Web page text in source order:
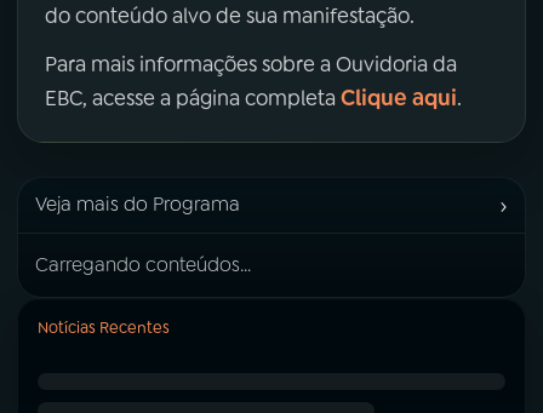
do conteúdo alvo de sua manifestação.
Para mais informações sobre a Ouvidoria da
EBC, acesse a página completa Clique aqui.
Veja mais do Programa ›
Carregando conteúdos...
Notícias Recentes